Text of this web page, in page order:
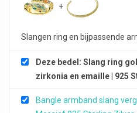
emaille
925
Sterling
Zilver
Slangen ring en bijpassende
Deze bedel: Slang ring
zirkonia en emaille | 925
Bangle armband slang